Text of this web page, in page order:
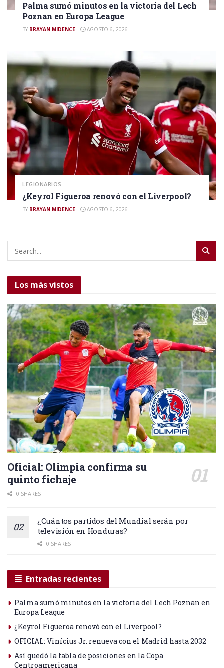
Palma sumó minutos en la victoria del Lech
Poznan en Europa League
BY BRAYAN MIDENCE AGOSTO 6, 2026
LEGIONARIOS
¿Keyrol Figueroa renovó con el Liverpool?
BY BRAYAN MIDENCE AGOSTO 6, 2026
Los más vistos
Oficial: Olimpia confirma su
quinto fichaje
0 SHARES
¿Cuántos partidos del Mundial serán por
televisión en Honduras?
0 SHARES
Entradas recientes
Palma sumó minutos en la victoria del Lech Poznan en
Europa League
¿Keyrol Figueroa renovó con el Liverpool?
OFICIAL: Vinícius Jr. renueva con el Madrid hasta 2032
Así quedó la tabla de posiciones en la Copa
Centroamericana